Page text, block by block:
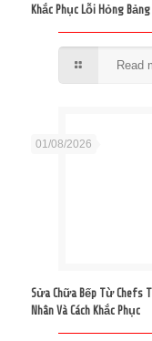
Khắc Phục Lỗi Hỏng
Read
01/08/2026
Sửa Chữa Bếp Từ Chefs
Nhân Và Cách Khắc Phục